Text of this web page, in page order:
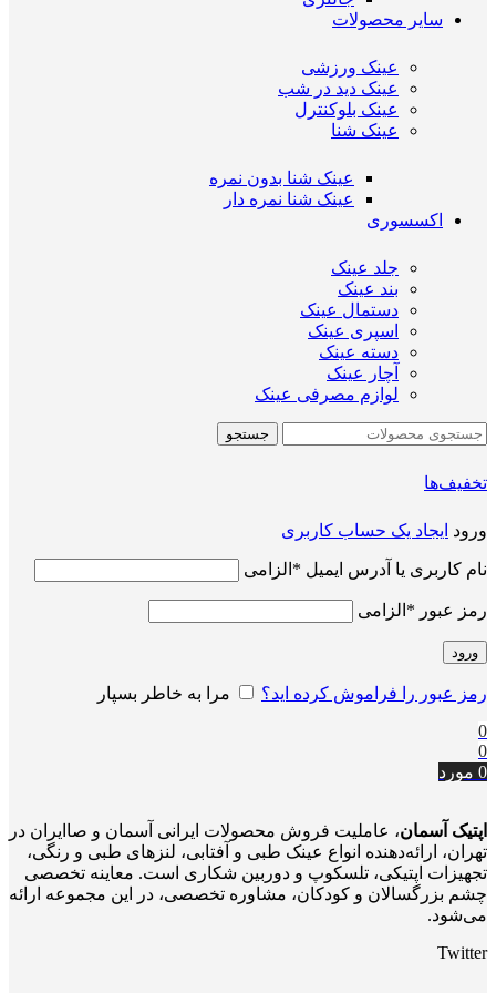
سایر محصولات
عینک ورزشی
عینک دید در شب
عینک بلوکنترل
عینک شنا
عینک شنا بدون نمره
عینک شنا نمره دار
اکسسوری
جلد عینک
بند عینک
دستمال عینک
اسپری عینک
دسته عینک
آچار عینک
لوازم مصرفی عینک
جستجو
تخفیف‌ها
ورود ایجاد یک حساب کاربری
نام کاربری یا آدرس ایمیل * الزامی
رمز عبور * الزامی
ورود
رمز عبور را فراموش کرده اید؟
مرا به خاطر بسپار
0
0
0 مورد
اپتیک آسمان، عاملیت فروش محصولات ایرانی آسمان و صاایران در
تهران، ارائه‌دهنده انواع عینک طبی و آفتابی، لنزهای طبی و رنگی،
تجهیزات اپتیکی، تلسکوپ و دوربین شکاری است. معاینه تخصصی
چشم بزرگسالان و کودکان، مشاوره تخصصی، در این مجموعه ارائه
می‌شود.
Twitter